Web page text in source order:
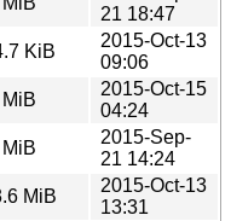
21 18:47
KiB
2015-Oct-13
09:06
2015-Oct-15
04:24
2015-Sep-
21 14:24
MiB
2015-Oct-13
13:31